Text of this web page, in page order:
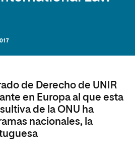
de Derecho de UNIR
en Europa al que esta
de la ONU ha
nacionales, la